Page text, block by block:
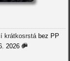
krátkosrstábez PP
2026